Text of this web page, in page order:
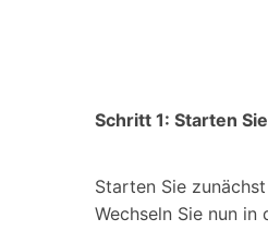
Schritt 1: Starten
Starten Sie
Wechseln Sie nun in